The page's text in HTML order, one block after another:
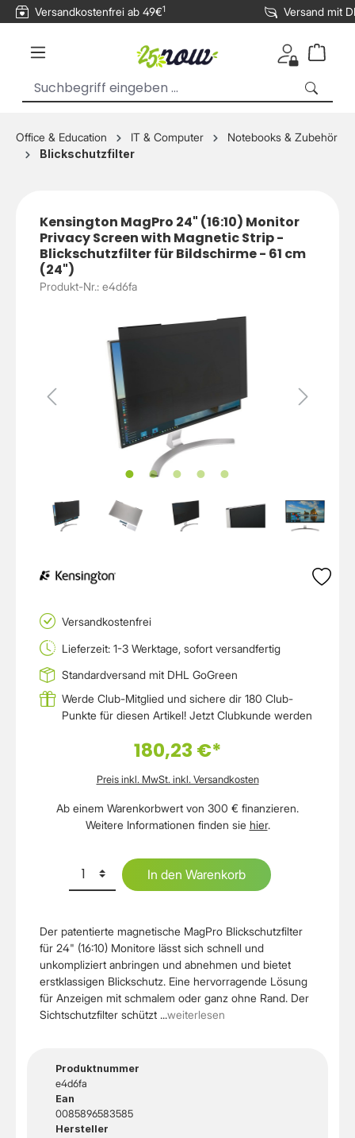
springen
Versandkostenfrei ab 49€1 Versand mit
Office & Education IT & Computer
Notebooks & Zubehör
Blickschutzfilter
Kensington MagPro 24" (16:10) Monitor
Privacy Screen with Magnetic Strip -
Blickschutzfilter für Bildschirme - 61 cm
(24")
Produkt-Nr.: e4d6fa
Der patentierte magnetische MagPro Blickschutzfilter
für 24" (16:10) Monitore lässt sich schnell und
unkompliziert anbringen und abnehmen und bietet
erstklassigen Blickschutz. Eine hervorragende Lösung
für Anzeigen mit schmalem oder ganz ohne Rand. Der
Sichtschutzfilter schützt ...weiterlesen
Produktnummer
e4d6fa
Ean
0085896583585
Hersteller
Versandkostenfrei
Lieferzeit: 1-3 Werktage, sofort versandfertig
Standardversand mit DHL GoGreen
Werde Club-Mitglied und sichere dir 180 Club-
Punkte für diesen Artikel! Jetzt Clubkunde werden
180,23 €*
Preis inkl. MwSt. inkl. Versandkosten
Ab einem Warenkorbwert von 300 € finanzieren.
Weitere Informationen finden sie hier.
In den Warenkorb